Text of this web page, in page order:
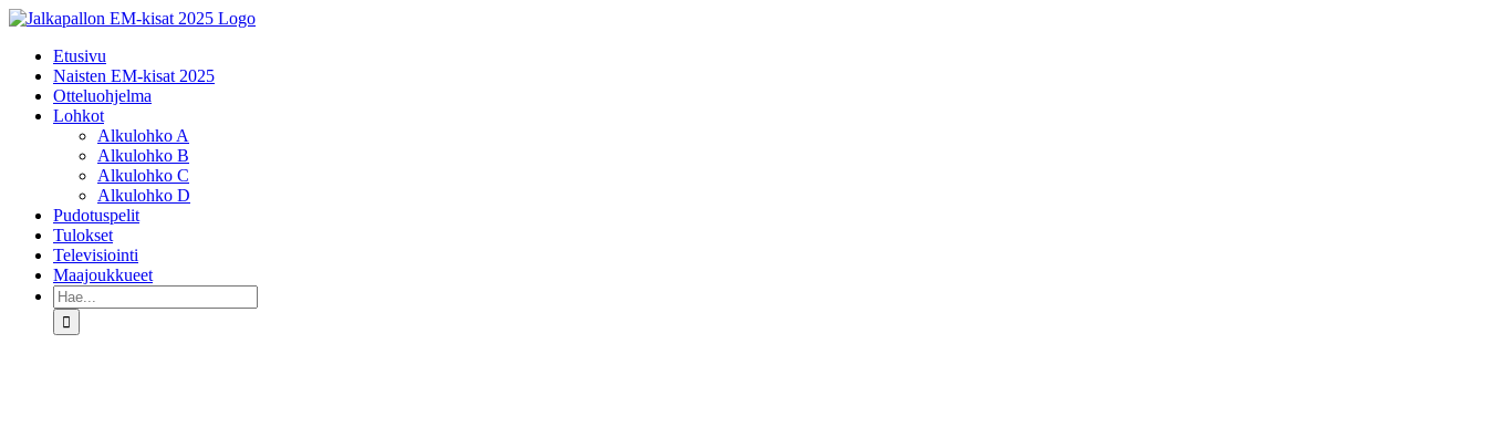
Skip
contentEtusivu
Naisten EM-kisat 2025
Otteluohjelma
Lohkot
Alkulohko A
Alkulohko B
Alkulohko C
Alkulohko D
Pudotuspelit
Tulokset
Televisiointi
Maajoukkueet
Etsi
...